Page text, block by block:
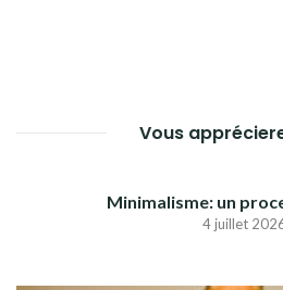
Vous
Minimalisme: un
4 juillet